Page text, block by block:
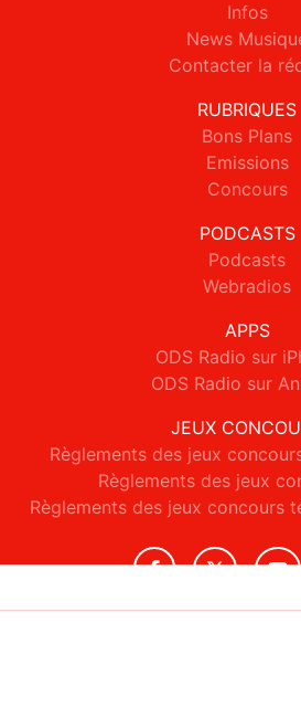
Infos
News
Contacter la
RUBRIQUES
Bons Plans
Emissions
Concours
PODCASTS
Podcasts
Webradios
APPS
ODS Radio sur
ODS Radio sur
JEUX
Règlements des jeux
Règlements des jeux
Règlements des jeux concours